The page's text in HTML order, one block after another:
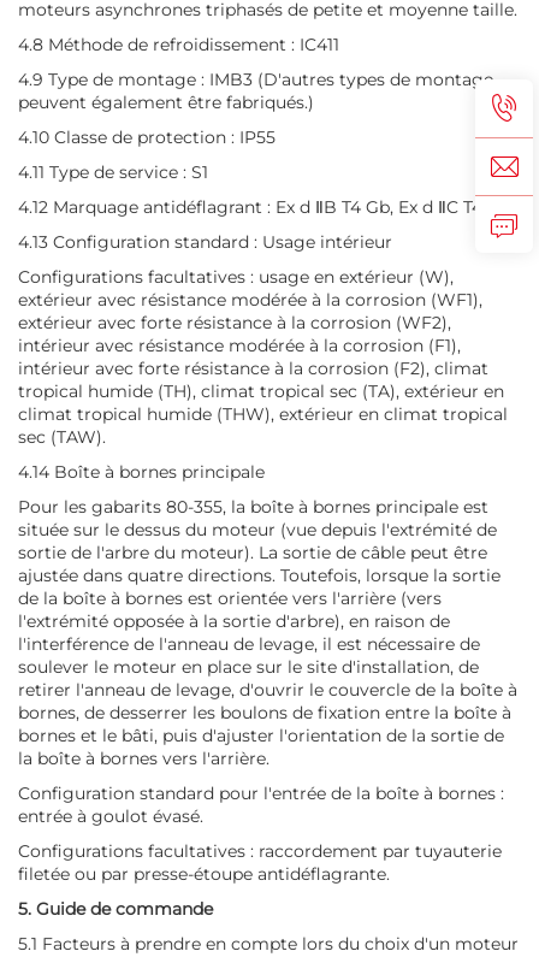
moteurs asynchrones triphasés de petite et moyenne taille.
4.8 Méthode de refroidissement : IC411
4.9 Type de montage : IMB3 (D'autres types de montage
peuvent également être fabriqués.)
4.10 Classe de protection : IP55
4.11 Type de service : S1
4.12 Marquage antidéflagrant : Ex d ⅡB T4 Gb, Ex d ⅡC T4 Gb
4.13 Configuration standard : Usage intérieur
Configurations facultatives : usage en extérieur (W),
extérieur avec résistance modérée à la corrosion (WF1),
extérieur avec forte résistance à la corrosion (WF2),
intérieur avec résistance modérée à la corrosion (F1),
intérieur avec forte résistance à la corrosion (F2), climat
tropical humide (TH), climat tropical sec (TA), extérieur en
climat tropical humide (THW), extérieur en climat tropical
sec (TAW).
4.14 Boîte à bornes principale
Pour les gabarits 80-355, la boîte à bornes principale est
située sur le dessus du moteur (vue depuis l'extrémité de
sortie de l'arbre du moteur). La sortie de câble peut être
ajustée dans quatre directions. Toutefois, lorsque la sortie
de la boîte à bornes est orientée vers l'arrière (vers
l'extrémité opposée à la sortie d'arbre), en raison de
l'interférence de l'anneau de levage, il est nécessaire de
soulever le moteur en place sur le site d'installation, de
retirer l'anneau de levage, d'ouvrir le couvercle de la boîte à
bornes, de desserrer les boulons de fixation entre la boîte à
bornes et le bâti, puis d'ajuster l'orientation de la sortie de
la boîte à bornes vers l'arrière.
Configuration standard pour l'entrée de la boîte à bornes :
entrée à goulot évasé.
Configurations facultatives : raccordement par tuyauterie
filetée ou par presse-étoupe antidéflagrante.
5. Guide de commande
5.1 Facteurs à prendre en compte lors du choix d'un moteur